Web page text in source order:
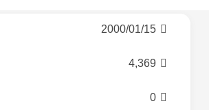
2000/01/15
4,369
0